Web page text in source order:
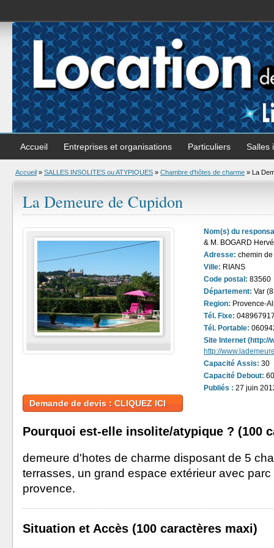
Accueil Entreprises et organisations Particuliers Salles
Accueil » SALLES INSOLITES ou ATYPIQUES » Chambre d'hôtes de charme » La
La Demeure de Cupidon
Nom(s) du
& M. BOGARD Hervé
Adresse: chemin
Ville: RIANS
Code postal: 83560
Département: Var
Region: Provence-
Tél. Fixe:
Tél. Portable:
Site Internet (http://
http://
Capacité Assis: 30
Capacité Debout: 60
Publiés : 27 juin
Demande de devis : CLIQUEZ ICI
Pourquoi est-elle insolite/atypique ? (100
demeure d'hotes de charme disposant de 5
terrasses, un grand espace extérieur avec
provence.
Situation et Accès (100 caractères maxi)